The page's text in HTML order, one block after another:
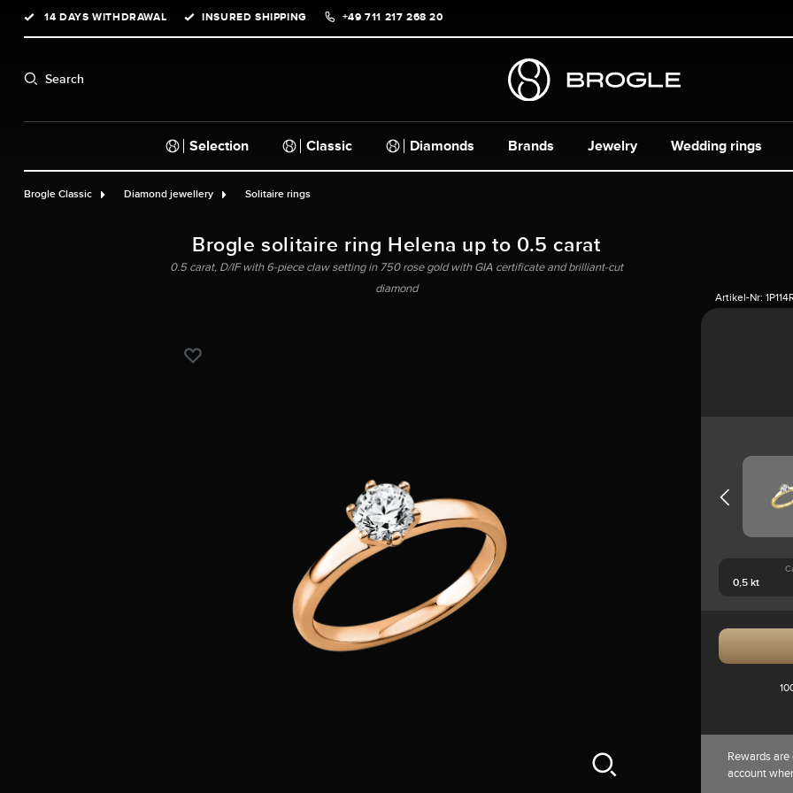
Skip to main navigation
14 DAYS WITHDRAWAL INSURED SHIPPING +49 711 217 268 20
Search
Selection Classic Diamonds Brands Jewelry Wedding rings
Brogle Classic Diamond jewellery Solitaire rings
Brogle solitaire ring Helena up to 0.5 carat
0.5 carat, D/IF with 6-piece claw setting in 750 rose gold with GIA certificate and brilliant-cut
diamond
Artikel-Nr:
Rewards
account